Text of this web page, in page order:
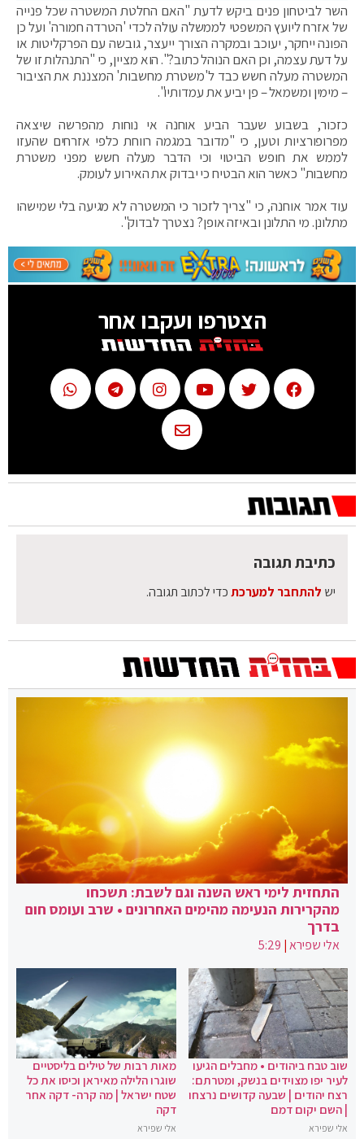
השר לביטחון פנים ביקש לדעת "האם החלטת המשטרה שכל פנייה
של אזרח ליועץ המשפטי לממשלה עולה לכדי 'הטרדה חמורה' ועל כן
הפונה ייחקר, יעוכב ובמקרה הצורך ייעצר, גובשה עם הפרקליטות או
על דעת עצמה, וכן האם הנוהל כתוב?". הוא מציין, כי "התנהלות זו של
המשטרה מעלה חשש כבד ל'משטרת מחשבות' המצננת את הציבור
– מימין ומשמאל – פן יביע את עמדותיו".
כזכור, בשבוע שעבר הביע אוחנה אי נוחות מהפרשה שיצאה
מפרופורציות וטען, כי "מדובר במגמה רווחת כלפי אזרחים שהעזו
לממש את חופש הביטוי וכי הדבר מעלה חשש מפני משטרת
מחשבות" כאשר הוא הבטיח כי יבדוק את האירוע לעומק.
עוד אמר אוחנה, כי "צריך לזכור כי המשטרה לא מגיעה בלי שמישהו
מתלונן. מי התלונן ובאיזה אופן? נצטרך לבדוק".
הצטרפו ועקבו אחר
כתיבת תגובה
יש להתחבר למערכתכדי לכתוב תגובה.
התחזית לימי ראש השנה וגם לשבת: תשכחו
מהקרירות הנעימה מהימים האחרונים • שרב ועומס חום
בדרך
אלי שפירא|
5:29
שוב טבח ביהודים • מחבלים הגיעו
לעיר יפו מצוידים בנשק, ומטרתם:
רצח יהודים | שבעה קדושים נרצחו
| השם יקום דמם
אלי שפירא
מאות רבות של טילים בליסטיים
שוגרו הלילה מאיראן וכיסו את כל
שטח ישראל | מה קרה- דקה אחר
דקה
אלי שפירא